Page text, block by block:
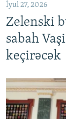
İyul 27, 2026
Zelenski
sabah
keçirəcək